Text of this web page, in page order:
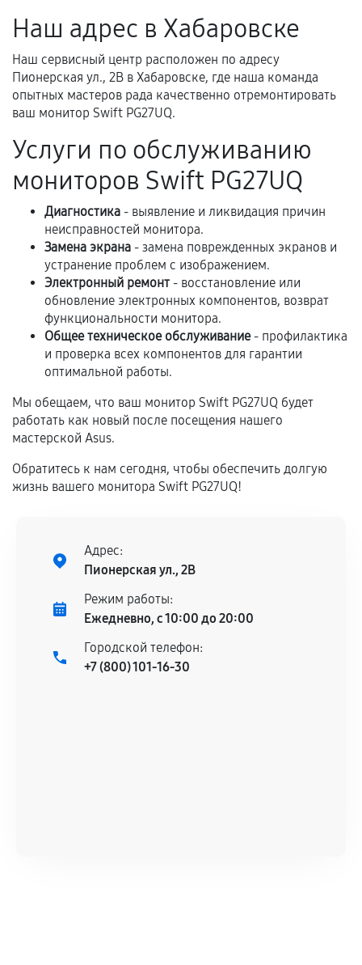
перегрев, коррозия.
Самостоятельный ремонт или вмешательство
третьих лиц.
Естественный износ деталей, если иное не
предусмотрено отдельно.
Обращение после окончания гарантийного
срока.
Программные сбои, если это не указано в
отдельных условиях.
Если комплектующие куплены
самостоятельно
Гарантия на выполненные работы может
сохраняться полностью или частично, если
соблюдены следующие условия:
Предоставленные детали подходят по
техническим параметрам и не имеют внешних
дефектов.
Установка была выполнена нашим сервисным
центром.
сервисный центр ответственности не несет.
Наш адрес в Хабаровске
Наш сервисный центр расположен по адресу
Пионерская ул., 2В в Хабаровске, где наша команда
опытных мастеров рада качественно отремонтировать
ваш монитор Swift PG27UQ.
Услуги по обслуживанию
мониторов Swift PG27UQ
Диагностика - выявление и ликвидация причин
неисправностей монитора.
Замена экрана - замена поврежденных экранов и
устранение проблем с изображением.
Электронный ремонт - восстановление или
обновление электронных компонентов, возврат
функциональности монитора.
Общее техническое обслуживание- профилактика
и проверка всех компонентов для гарантии
оптимальной работы.
Мы обещаем, что ваш монитор Swift PG27UQ будет
работать как новый после посещения нашего
мастерской Asus.
Обратитесь к нам сегодня, чтобы обеспечить долгую
жизнь вашего монитора Swift PG27UQ!
Адрес:
Пионерская ул., 2В
Режим работы:
Ежедневно, с 10:00 до 20:00
Городской телефон:
+7 (800) 101-16-30